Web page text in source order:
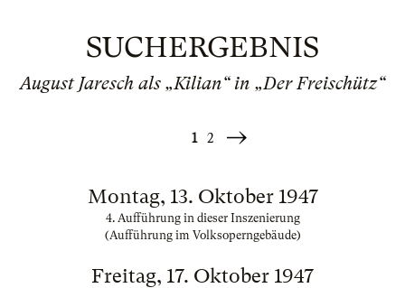
SUCHERGEBNIS
August Jaresch als „Kilian“ in „Der Freischütz“
1 2
Weiter
Montag, 13. Oktober 1947
4. Aufführung in dieser Inszenierung
(Aufführung im Volksoperngebäude)
Freitag, 17. Oktober 1947